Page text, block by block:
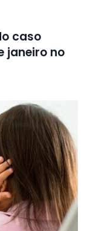
caso
janeiro no